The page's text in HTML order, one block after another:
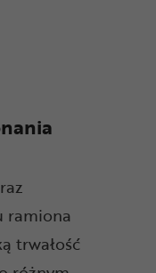
ramiona
trwałość